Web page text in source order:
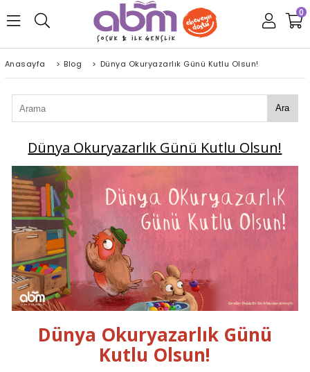
0
Anasayfa > Blog > Dünya Okuryazarlık Günü Kutlu Olsun!
Ara
Dünya Okuryazarlık Günü Kutlu Olsun!
Dünya Okuryazarlık Günü
Kutlu Olsun!